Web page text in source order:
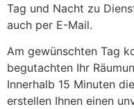
Tag und Nacht zu
auch per E-Mail.
Am gewünschten Tag
begutachten Ihr
Innerhalb 15 Minuten
erstellen Ihnen einen